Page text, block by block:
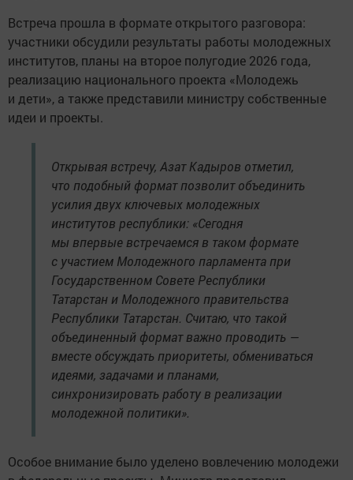
Встреча прошла в формате открытого разговора:
участники обсудили результаты работы молодежных
институтов, планы на второе полугодие 2026 года,
реализацию национального проекта «Молодежь
и дети», а также представили министру собственные
идеи и проекты.
Открывая встречу, Азат Кадыров отметил,
что подобный формат позволит объединить
усилия двух ключевых молодежных
институтов республики: «Сегодня
мы впервые встречаемся в таком формате
с участием Молодежного парламента при
Государственном Совете Республики
Татарстан и Молодежного правительства
Республики Татарстан. Считаю, что такой
объединенный формат важно проводить —
вместе обсуждать приоритеты, обмениваться
идеями, задачами и планами,
синхронизировать работу в реализации
молодежной политики».
Особое внимание было уделено вовлечению молодежи